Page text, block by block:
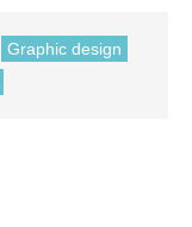
Graphic design